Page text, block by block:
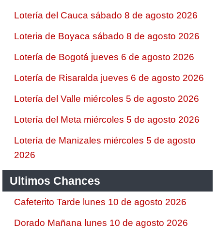
Lotería del Cauca sábado 8 de agosto 2026
Loteria de Boyaca sábado 8 de agosto 2026
Lotería de Bogotá jueves 6 de agosto 2026
Lotería de Risaralda jueves 6 de agosto 2026
Lotería del Valle miércoles 5 de agosto 2026
Lotería del Meta miércoles 5 de agosto 2026
Lotería de Manizales miércoles 5 de agosto
2026
Ultimos Chances
Cafeterito Tarde lunes 10 de agosto 2026
Dorado Mañana lunes 10 de agosto 2026